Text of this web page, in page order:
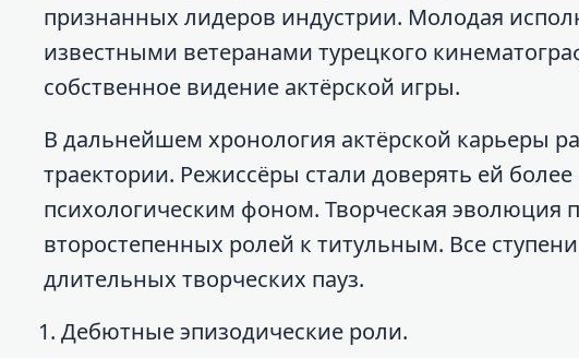
признанных лидеров индустрии. Молодая
известными ветеранами турецкого
собственное видение актёрской игры.
В дальнейшем хронология актёрской карьеры
траектории. Режиссёры стали доверять ей
психологическим фоном. Творческая эволюция
второстепенных ролей к титульным. Все
длительных творческих пауз.
Дебютные эпизодические роли.